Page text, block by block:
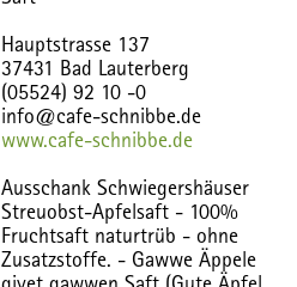
Hauptstrasse 137
37431 Bad Lauterberg
(05524) 92 10 -0
info@cafe-schnibbe.de
www.cafe-schnibbe.de
Ausschank Schwiegershäuser
Streuobst-Apfelsaft - 100%
Fruchtsaft naturtrüb - ohne
Zusatzstoffe. - Gawwe Äppele